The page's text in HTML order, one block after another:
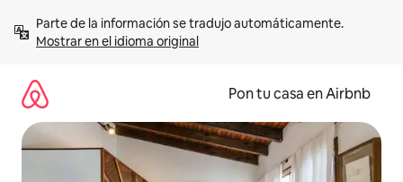
contenidoMostrar en el idioma original
Pon tu casa en Airbnb